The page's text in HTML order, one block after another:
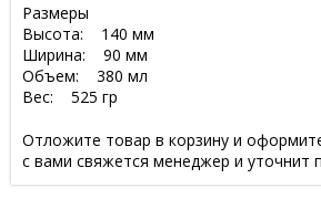
Размеры
Высота: 140 мм
Ширина: 90 мм
Объем: 380 мл
Вес: 525 гр
Отложите товар в корзину и
с вами свяжется менеджер и уточнит